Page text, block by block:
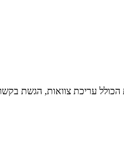
עריכת צוואות, הגשת